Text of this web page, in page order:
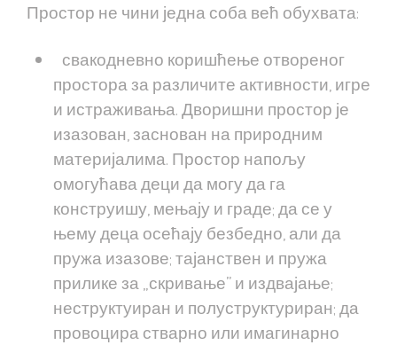
Простор не чини једна соба већ обухвата:
свакодневно коришћење отвореног
простора за различите активности, игре
и истраживања. Дворишни простор је
изазован, заснован на природним
материјалима. Простор напољу
омогућава деци да могу да га
конструишу, мењају и граде; да се у
њему деца осећају безбедно, али да
пружа изазове; тајанствен и пружа
прилике за „скривање” и издвајање;
неструктуиран и полуструктуриран; да
провоцира стварно или имагинарно